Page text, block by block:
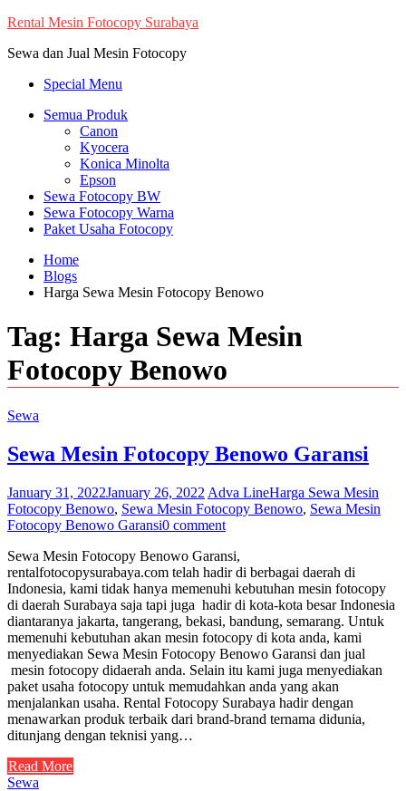
Skip
content
Rental Mesin Fotocopy Surabaya
Sewa dan Jual Mesin Fotocopy
Special Menu
Semua Produk
Canon
Kyocera
Konica Minolta
Epson
Sewa Fotocopy BW
Sewa Fotocopy Warna
Paket Usaha Fotocopy
Home
Blogs
Harga Sewa Mesin Fotocopy Benowo
Tag: Harga Sewa Mesin
Fotocopy Benowo
Sewa
Sewa Mesin Fotocopy Benowo Garansi
January 31, 2022January 26, 2022 Adva LineHarga Sewa Mesin
Fotocopy Benowo, Sewa Mesin Fotocopy Benowo, Sewa Mesin
Fotocopy Benowo Garansi0 comment
Sewa Mesin Fotocopy Benowo Garansi,
rentalfotocopysurabaya.com telah hadir di berbagai daerah di
Indonesia, kami tidak hanya memenuhi kebutuhan mesin fotocopy
di daerah Surabaya saja tapi juga hadir di kota-kota besar Indonesia
diantaranya jakarta, tangerang, bekasi, bandung, semarang. Untuk
memenuhi kebutuhan akan mesin fotocopy di kota anda, kami
menyediakan Sewa Mesin Fotocopy Benowo Garansi dan jual
mesin fotocopy didaerah anda. Selain itu kami juga menyediakan
paket usaha fotocopy untuk memudahkan anda yang akan
menjalankan usaha. Rental Fotocopy Surabaya hadir dengan
menawarkan produk terbaik dari brand-brand ternama didunia,
ditunjang dengan teknisi yang…
Read More
Sewa